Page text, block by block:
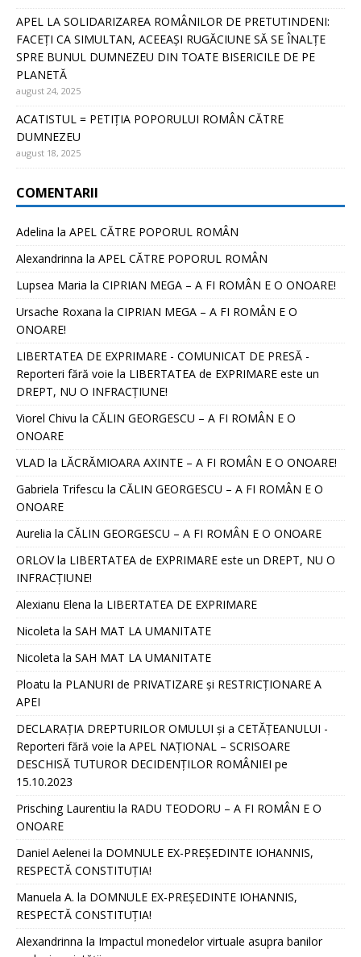
APEL LA SOLIDARIZAREA ROMÂNILOR DE PRETUTINDENI:
FACEȚI CA SIMULTAN, ACEEAȘI RUGĂCIUNE SĂ SE ÎNALȚE
SPRE BUNUL DUMNEZEU DIN TOATE BISERICILE DE PE
PLANETĂ
august 24, 2025
ACATISTUL = PETIȚIA POPORULUI ROMÂN CĂTRE
DUMNEZEU
august 18, 2025
COMENTARII
Adelina la APEL CĂTRE POPORUL ROMÂN
Alexandrinna la APEL CĂTRE POPORUL ROMÂN
Lupsea Maria la CIPRIAN MEGA – A FI ROMÂN E O ONOARE!
Ursache Roxana la CIPRIAN MEGA – A FI ROMÂN E O
ONOARE!
LIBERTATEA DE EXPRIMARE - COMUNICAT DE PRESĂ -
Reporteri fără voie la LIBERTATEA de EXPRIMARE este un
DREPT, NU O INFRACȚIUNE!
Viorel Chivu la CĂLIN GEORGESCU – A FI ROMÂN E O
ONOARE
VLAD la LĂCRĂMIOARA AXINTE – A FI ROMÂN E O ONOARE!
Gabriela Trifescu la CĂLIN GEORGESCU – A FI ROMÂN E O
ONOARE
Aurelia la CĂLIN GEORGESCU – A FI ROMÂN E O ONOARE
ORLOVla LIBERTATEA de EXPRIMARE este un DREPT, NU O
INFRACȚIUNE!
Alexianu Elena la LIBERTATEA DE EXPRIMARE
Nicoleta la SAH MAT LA UMANITATE
Nicoleta la SAH MAT LA UMANITATE
Ploatu la PLANURI de PRIVATIZARE și RESTRICȚIONARE A
APEI
DECLARAȚIA DREPTURILOR OMULUI și a CETĂȚEANULUI -
Reporteri fără voie la APEL NAȚIONAL – SCRISOARE
DESCHISĂ TUTUROR DECIDENȚILOR ROMÂNIEI pe
15.10.2023
Prisching Laurentiu la RADU TEODORU – A FI ROMÂN E O
ONOARE
Daniel Aelenei la DOMNULE EX-PREȘEDINTE IOHANNIS,
RESPECTĂ CONSTITUȚIA!
Manuela A. la DOMNULE EX-PREȘEDINTE IOHANNIS,
RESPECTĂ CONSTITUȚIA!
Alexandrinna la Impactul monedelor virtuale asupra banilor